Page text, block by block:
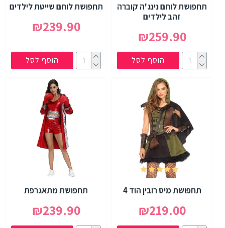
תחפושת לוחם נינג'ה קוברה
זהב לילדים
₪259.90
הוסף לסל
תחפושת לוחם שייטת לילדים
₪239.90
הוסף לסל
תחפושת מיס רובין הוד 4
₪219.00
תחפושת מתאגרפת
₪239.90